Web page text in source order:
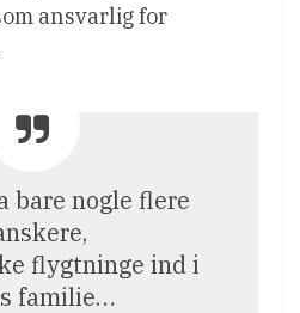
ansvarlig for
bare nogle flere
flygtninge ind i
familie…